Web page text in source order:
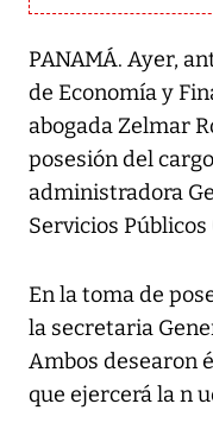
PANAMÁ. Ayer,
de Economía y
abogada Zelmar
posesión del
administradora
Servicios Públicos
En la toma de
la secretaria
Ambos desearon
que ejercerá la n